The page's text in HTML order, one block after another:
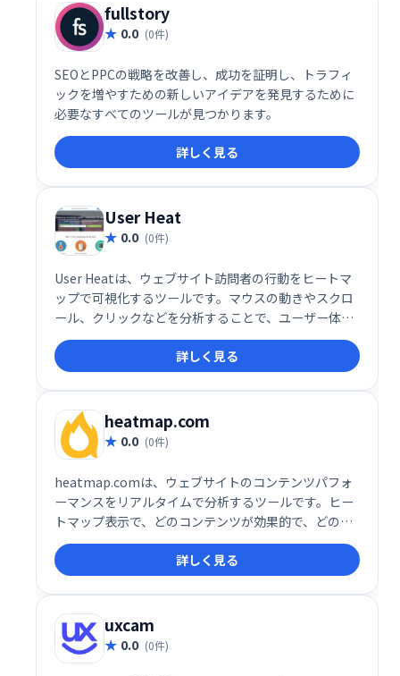
fullstory
0.0 (0件)
SEOとPPCの戦略を改善し、成功を証明し、トラフィ
ックを増やすための新しいアイデアを発見するために
必要なすべてのツールが見つかります。
詳しく見る
User Heat
0.0 (0件)
User Heatは、ウェブサイト訪問者の行動をヒートマ
ップで可視化するツールです。マウスの動きやスクロ
ール、クリックなどを分析することで、ユーザー体験
の改善に役立つ情報を提供します。月間30万PVまでは
無料で利用でき、ウェブサイトの改善に役立ちます。
詳しく見る
heatmap.com
0.0 (0件)
heatmap.comは、ウェブサイトのコンテンツパフォ
ーマンスをリアルタイムで分析するツールです。ヒー
トマップ表示で、どのコンテンツが効果的で、どのコ
ンテンツが改善が必要かを瞬時に把握できます。編集
者やマーケターは、データに基づいた迅速な意思決定
を行い、ウェブサイトの最適化を推進できます。
詳しく見る
uxcam
0.0 (0件)